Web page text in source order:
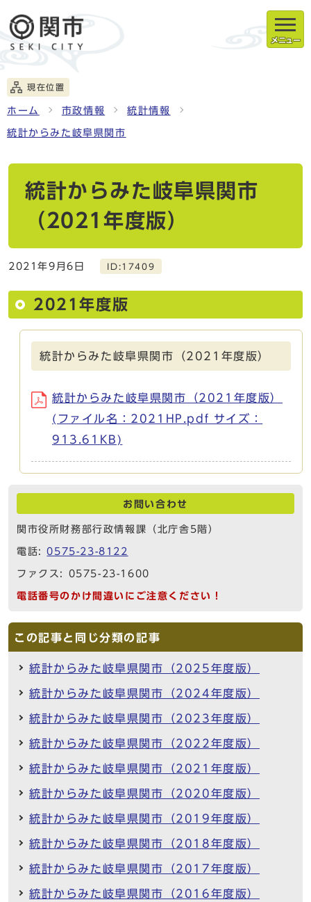
メニュー
現在位置
ホーム 市政情報 統計情報
統計からみた岐阜県関市
統計からみた岐阜県関市
（2021年度版）
2021年9月6日 ID:17409
2021年度版
統計からみた岐阜県関市（2021年度版）
統計からみた岐阜県関市（2021年度版）
(ファイル名：2021HP.pdf サイズ：
913.61KB)
お問い合わせ
関市役所財務部行政情報課（北庁舎5階）
電話:0575-23-8122
ファクス: 0575-23-1600
電話番号のかけ間違いにご注意ください！
この記事と同じ分類の記事
統計からみた岐阜県関市（2025年度版）
統計からみた岐阜県関市（2024年度版）
統計からみた岐阜県関市（2023年度版）
統計からみた岐阜県関市（2022年度版）
統計からみた岐阜県関市（2021年度版）
統計からみた岐阜県関市（2020年度版）
統計からみた岐阜県関市（2019年度版）
統計からみた岐阜県関市（2018年度版）
統計からみた岐阜県関市（2017年度版）
統計からみた岐阜県関市（2016年度版）